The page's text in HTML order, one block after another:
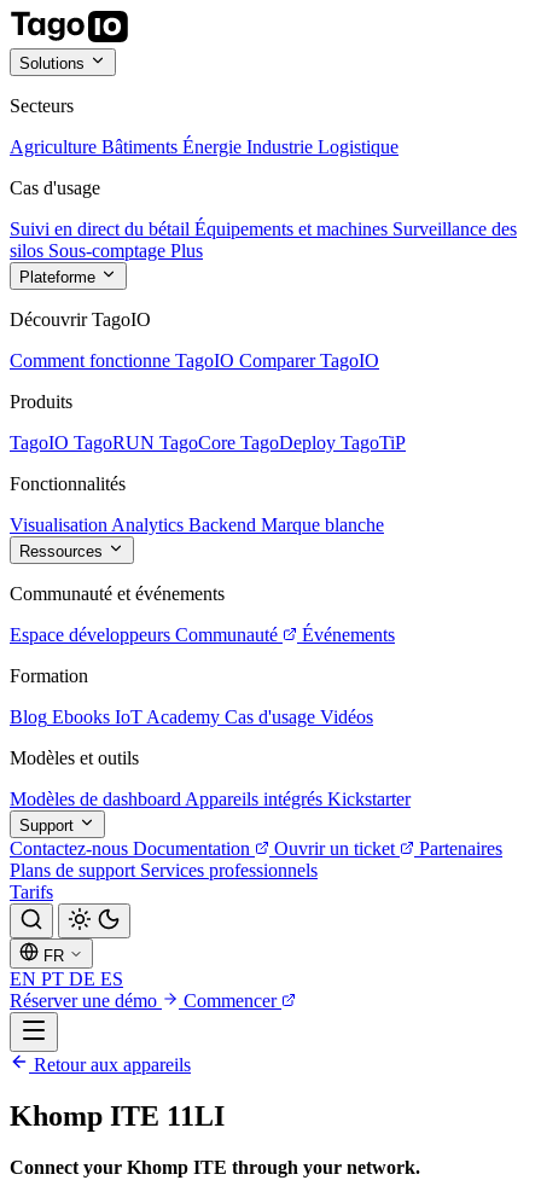
Solutions
Secteurs
Agriculture Bâtiments Énergie Industrie Logistique
Cas d'usage
Suivi en direct du bétail Équipements et machines Surveillance des
silos Sous-comptage Plus
Plateforme
Découvrir TagoIO
Comment fonctionne TagoIO Comparer TagoIO
Produits
TagoIO TagoRUN TagoCore TagoDeploy TagoTiP
Fonctionnalités
Visualisation Analytics Backend Marque blanche
Ressources
Communauté et événements
Espace développeurs Communauté
Événements
Formation
Blog Ebooks IoT Academy Cas d'usage Vidéos
Modèles et outils
Modèles de dashboard Appareils intégrés Kickstarter
Support
Contactez-nous Documentation Ouvrir un ticket
Partenaires
Plans de support Services professionnels
Tarifs
FR
EN PT DE ES
Réserver une démo
Commencer
Retour aux appareils
Khomp ITE 11LI
Connect your Khomp ITE through your network.